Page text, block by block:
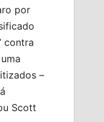
por
contra
–
Scott